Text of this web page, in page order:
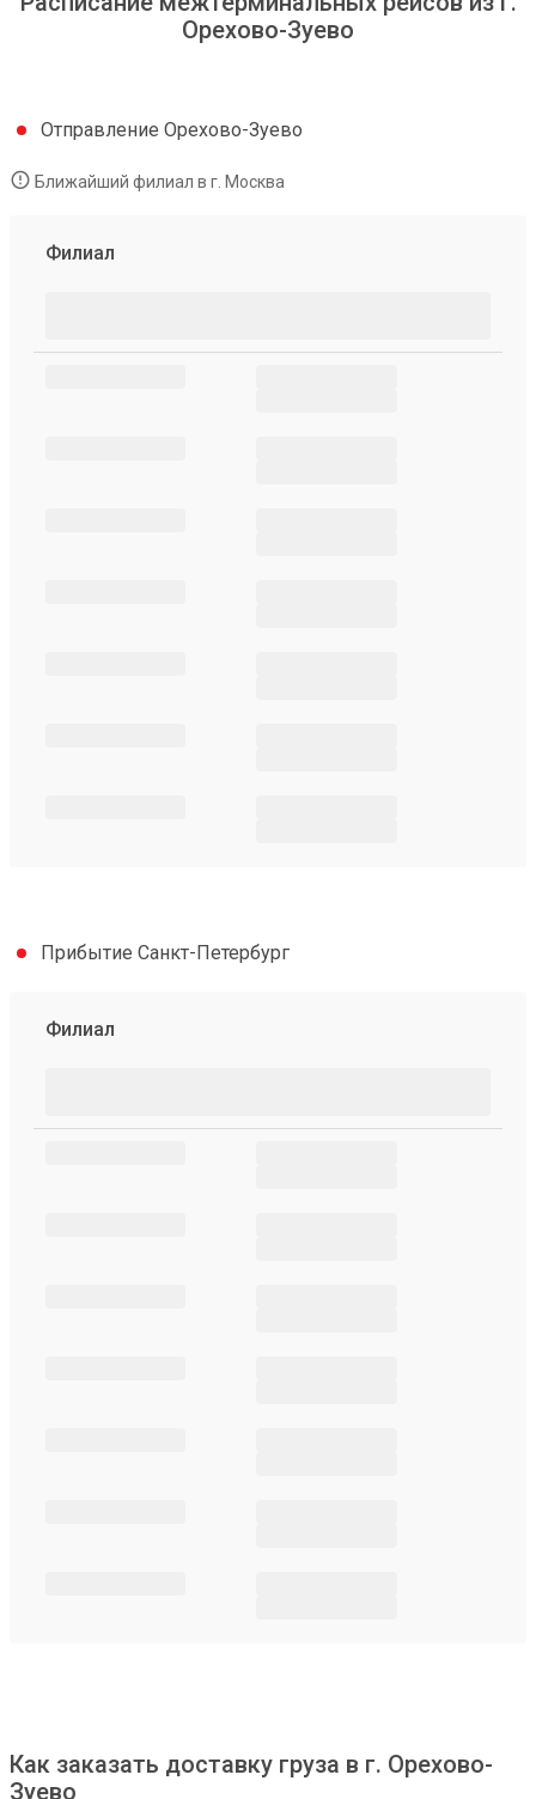
Орехово-Зуево
Отправление Орехово-Зуево
Ближайший филиал в г. Москва
Филиал
Прибытие Санкт-Петербург
Филиал
Как заказать доставку груза в г. Орехово-
Зуево